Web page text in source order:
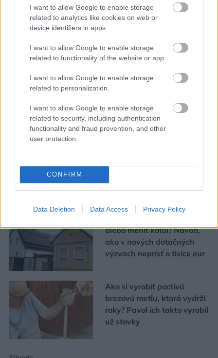
I want to allow Google to enable storage
related to analytics like cookies on web or
device identifiers in apps.
I want to allow Google to enable storage
related to functionality of the website or app.
I want to allow Google to enable storage
related to personalization.
I want to allow Google to enable storage
related to security, including authentication
functionality and fraud prevention, and other
user protection.
CONFIRM
Data Deletion Data Access Privacy Policy
Mohlo by vás zaujímať
Dva mosty v Trebišove sú
ich oprava spolu za 11,4
mil. eur
Strabag: Potichu sme prišli
alebo meniť kotol? Návod,
ako v nových dotačných
výzvach neprísť o tisíce eur
Ako si vyrobiť poctivú
brezovú metlu, ktorá vydrží
roky? Pavol ich takto vyrobil
už stovky